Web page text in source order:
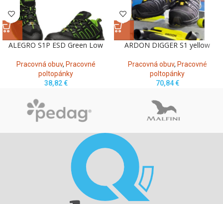
ALEGRO S1P ESD Green Low
Pracovná obuv, Pracovné
poltopánky
38,82€
ARDON DIGGER S1 yellow
Pracovná obuv, Pracovné
poltopánky
70,84€